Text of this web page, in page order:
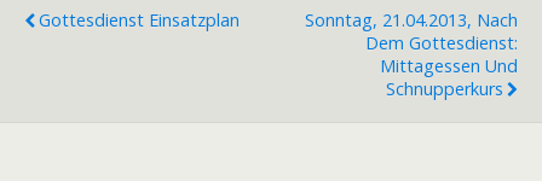
Gottesdienst Einsatzplan
Sonntag, 21.04.2013, Nach
Dem Gottesdienst:
Mittagessen Und
Schnupperkurs